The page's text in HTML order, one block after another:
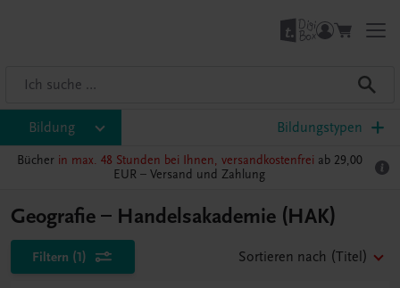
Bildung Bildungstypen
Bücher in max. 48 Stunden bei Ihnen, versandkostenfrei ab 29,00
EUR – Versand und Zahlung
Geografie – Handelsakademie (HAK)
Filtern (1) Sortieren nach (Titel)